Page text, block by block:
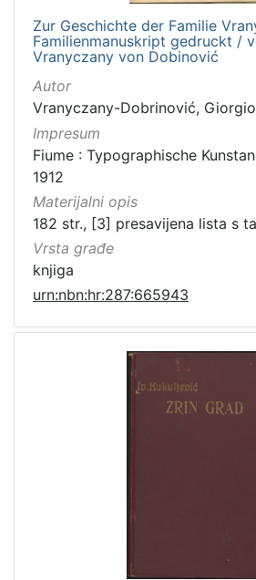
Zur Geschichte der Familie
Familienmanuskript gedruckt /
Vranyczany von Dobinović
Autor
Vranyczany-Dobrinović, Giorgio
Impresum
Fiume : Typographische
1912
Materijalni opis
182 str., [3] presavijena lista s
Vrsta građe
knjiga
urn:nbn:hr:287:665943